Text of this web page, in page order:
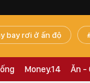
bay rơi ở ấn độ
Money.14 Ăn -